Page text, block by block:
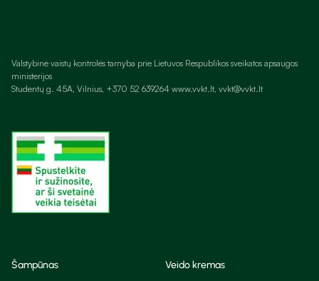
Valstybinė vaistų kontrolės tarnyba prie Lietuvos Respublikos sveikatos apsaugos
ministerijos
Studentų g. 45A, Vilnius, +370 52 639264 www.vvkt.lt, vvkt@vvkt.lt
Šampūnas Veido kremas